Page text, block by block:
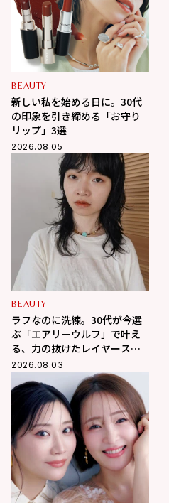
BEAUTY
新しい私を始める日に。30代
の印象を引き締める「お守り
リップ」3選
2026.08.05
BEAUTY
ラフなのに洗練。30代が今選
ぶ「エアリーウルフ」で叶え
る、力の抜けたレイヤースタ
イル
2026.08.03